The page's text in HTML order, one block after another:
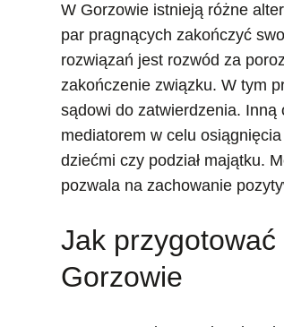
W Gorzowie istnieją różne
par pragnących zakończyć
rozwiązań jest rozwód za
zakończenie związku. W tym
sądowi do zatwierdzenia. Inną
mediatorem w celu
dziećmi czy podział majątku.
pozwala na zachowanie
Jak
Gorzowie